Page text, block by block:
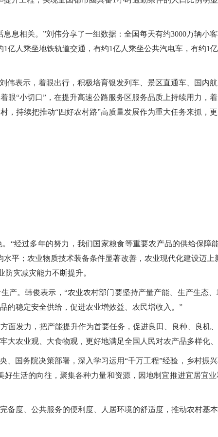
息相关。”刘伟分享了一组数据：全国每天有约3000万辆小
亿人乘坐地铁轨道交通，有约1亿人乘坐公共汽电车，有约1
伟表示，着眼出行，积极培育银发列车、景区直通车、国内
眼“小切口”，在提升高速公路服务区服务品质上持续用力，
，持续把推动“四好农村路”高质量发展作为重大任务来抓，
“经过多年的努力，我们国家粮食等重要农产品的供给保障
平；农业物质技术装备条件显著改善，农业现代化建设迈
灾减灾能力不断提升。
产。韩俊表示，“农业农村部门要坚持产量产能、生产生态
的稳定安全供给，促进农业增效益、农民增收入。”
面发力，把产能提升作为首要任务，促进良田、良种、良机
大农业观、大食物观，更好地满足全国人民对农产品多样化
、国务院决策部署，深入学习运用“千万工程”经验，乡村振
生活的向往，聚集各种力量和资源，因地制宜推进宜居宜
备度、公共服务的便利度、人居环境的舒适度，推动农村基